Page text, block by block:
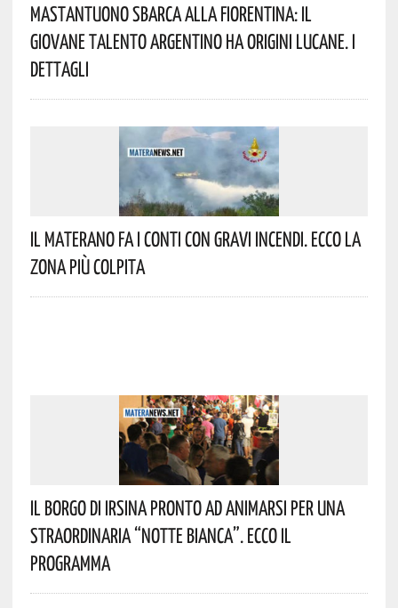
Mastantuono Sbarca Alla Fiorentina: Il
Giovane Talento Argentino Ha Origini Lucane. I
Dettagli
Il Materano Fa I Conti Con Gravi Incendi. Ecco La
Zona Più Colpita
Il Borgo Di Irsina Pronto Ad Animarsi Per Una
Straordinaria “Notte Bianca”. Ecco Il
Programma